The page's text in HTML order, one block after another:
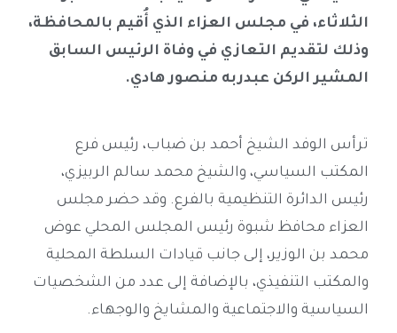
الثلاثاء، في مجلس العزاء الذي أُقيم بالمحافظة،
وذلك لتقديم التعازي في وفاة الرئيس السابق
المشير الركن عبدربه منصور هادي.
ترأس الوفد الشيخ أحمد بن ضباب، رئيس فرع
المكتب السياسي، والشيخ محمد سالم الربيزي،
رئيس الدائرة التنظيمية بالفرع. وقد حضر مجلس
العزاء محافظ شبوة رئيس المجلس المحلي عوض
محمد بن الوزير، إلى جانب قيادات السلطة المحلية
والمكتب التنفيذي، بالإضافة إلى عدد من الشخصيات
السياسية والاجتماعية والمشايخ والوجهاء.